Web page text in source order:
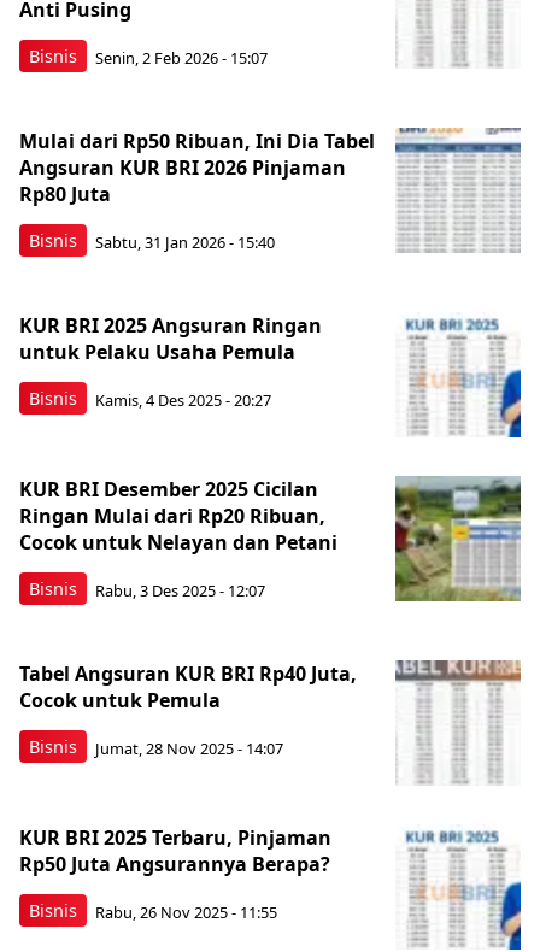
Bisnis
Anti Pusing
Senin, 2 Feb 2026 - 15:07
Bisnis
Mulai dari Rp50 Ribuan, Ini Dia Tabel
Angsuran KUR BRI 2026 Pinjaman
Rp80 Juta
Sabtu, 31 Jan 2026 - 15:40
Bisnis
KUR BRI 2025 Angsuran Ringan
untuk Pelaku Usaha Pemula
Kamis, 4 Des 2025 - 20:27
Bisnis
KUR BRI Desember 2025 Cicilan
Ringan Mulai dari Rp20 Ribuan,
Cocok untuk Nelayan dan Petani
Rabu, 3 Des 2025 - 12:07
Bisnis
Tabel Angsuran KUR BRI Rp40 Juta,
Cocok untuk Pemula
Jumat, 28 Nov 2025 - 14:07
Bisnis
KUR BRI 2025 Terbaru, Pinjaman
Rp50 Juta Angsurannya Berapa?
Rabu, 26 Nov 2025 - 11:55